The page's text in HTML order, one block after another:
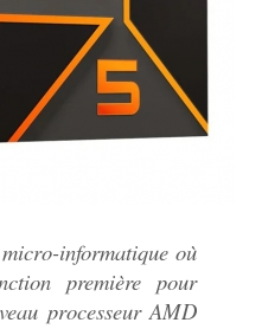
informatique où
première pour
processeur AMD